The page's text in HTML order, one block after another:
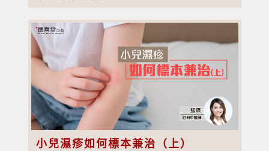
小兒濕疹如何標本兼治（上）